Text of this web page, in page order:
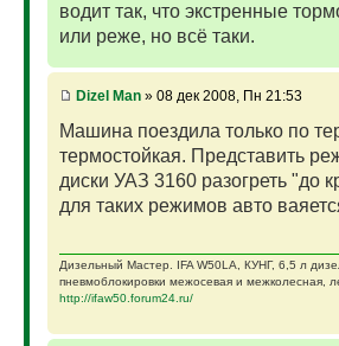
водит так, что экстренные
или реже, но всё таки.
Dizel Man» 08 дек 2008, Пн 21:53
Машина поездила только по
термостойкая. Представить
диски УАЗ 3160 разогреть "до
для таких режимов авто
Дизельный Мастер. IFA W50LA, КУНГ, 6,5 л
пневмоблокировки межосевая и межколесная,
http://ifaw50.forum24.ru/